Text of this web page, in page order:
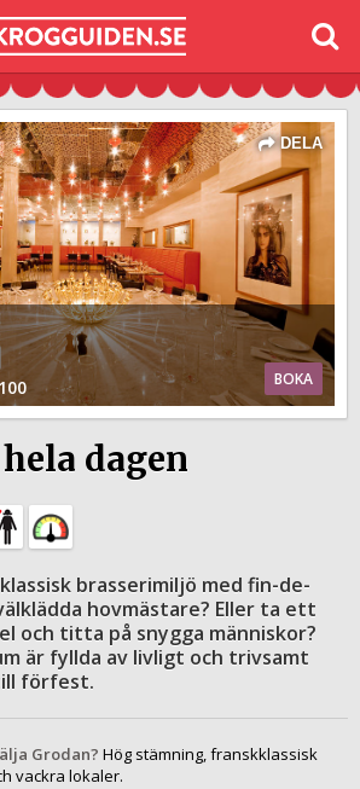
BOKA
DELA
dagen
brasserimiljö med fin-de-
hovmästare? Eller ta ett
och titta på snygga människor?
är fyllda av livligt och trivsamt
förfest.
Grodan? Hög stämning, franskklassisk
vackra lokaler.